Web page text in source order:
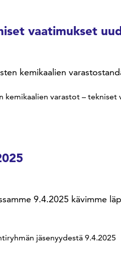
vaatimukset
kemikaalien
kemikaalien varastot – tekniset
9.4.2025 kävimme
jäsenyydestä 9.4.2025